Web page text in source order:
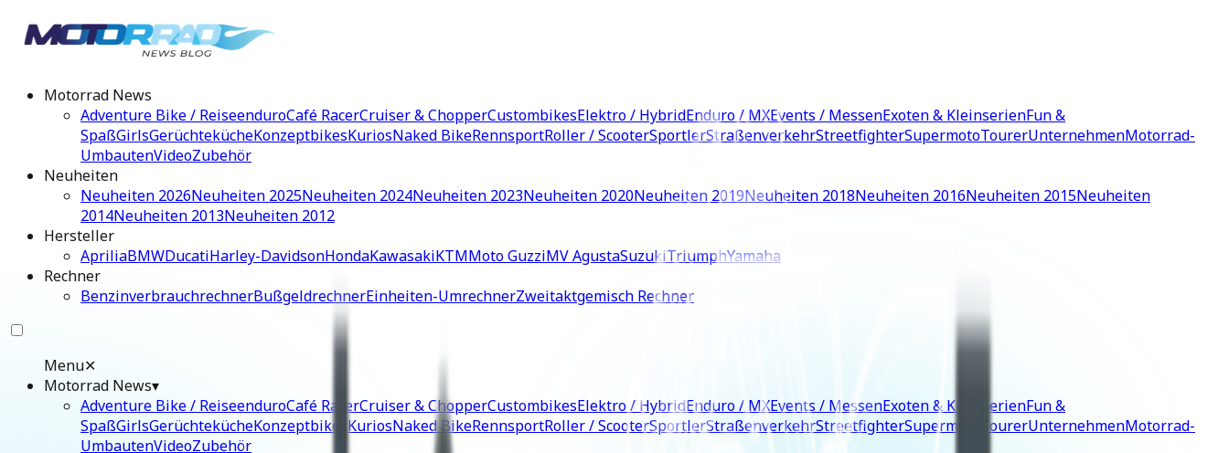
Motorrad News
Adventure Bike / ReiseenduroCafé RacerCruiser & ChopperCustombikesElektro / HybridEnduro / MXEvents / MessenExoten & KleinserienFun &
SpaßGirlsGerüchtekücheKonzeptbikesKuriosNaked BikeRennsportRoller / ScooterSportlerStraßenverkehrStreetfighterSupermotoTourerUnternehmenMotorrad-
UmbautenVideoZubehör
Neuheiten
Neuheiten 2026Neuheiten 2025Neuheiten 2024Neuheiten 2023Neuheiten 2020Neuheiten 2019Neuheiten 2018Neuheiten 2016Neuheiten 2015Neuheiten
2014Neuheiten 2013Neuheiten 2012
Hersteller
ApriliaBMWDucatiHarley-DavidsonHondaKawasakiKTMMoto GuzziMV AgustaSuzukiTriumphYamaha
Rechner
BenzinverbrauchrechnerBußgeldrechnerEinheiten-UmrechnerZweitaktgemisch Rechner
Menu✕
Motorrad News▾
Adventure Bike / ReiseenduroCafé RacerCruiser & ChopperCustombikesElektro / HybridEnduro / MXEvents / MessenExoten & KleinserienFun &
SpaßGirlsGerüchtekücheKonzeptbikes KuriosNaked BikeRennsportRoller / ScooterSportlerStraßenverkehrStreetfighterSupermoto TourerUnternehmenMotorrad-
UmbautenVideoZubehör